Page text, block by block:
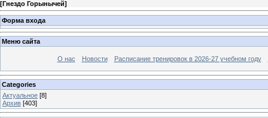
[Гнездо Горынычей]
Форма входа
Меню сайта
О нас Новости Расписание тренировок в 2026-27 учебном году
Categories
Актуальное [8]
Архив [403]